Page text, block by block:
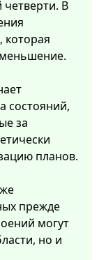
четверти. В
которая
состояний,
за
планов.
прежде
могут
но и